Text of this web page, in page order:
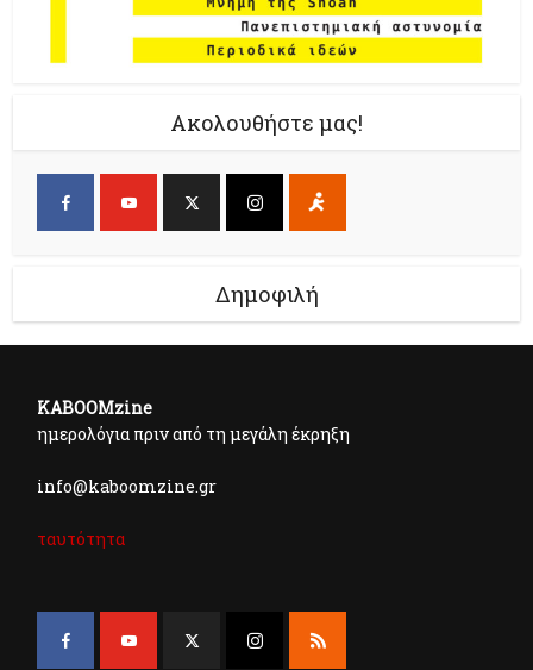
Ακολουθήστε μας!
Δημοφιλή
KABOOMzine
ημερολόγια πριν από τη μεγάλη έκρηξη
info@kaboomzine.gr
ταυτότητα